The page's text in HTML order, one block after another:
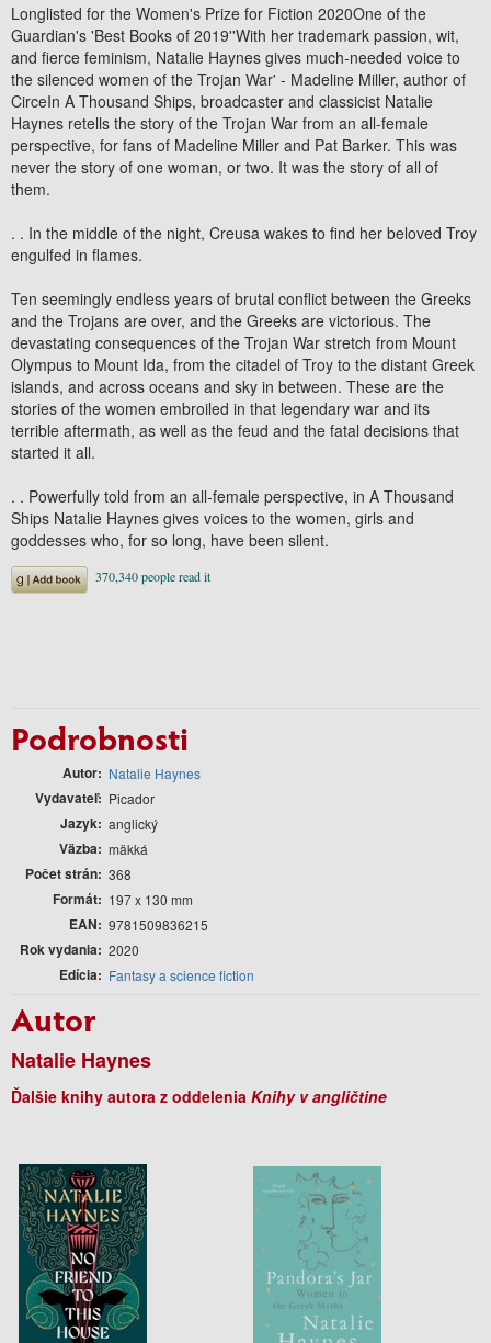
Longlisted for the Women's Prize for Fiction 2020One of the
Guardian's 'Best Books of 2019''With her trademark passion, wit,
and fierce feminism, Natalie Haynes gives much-needed voice to
the silenced women of the Trojan War' - Madeline Miller, author of
CirceIn A Thousand Ships, broadcaster and classicist Natalie
Haynes retells the story of the Trojan War from an all-female
perspective, for fans of Madeline Miller and Pat Barker. This was
never the story of one woman, or two. It was the story of all of
them.
. . In the middle of the night, Creusa wakes to find her beloved Troy
engulfed in flames.
Ten seemingly endless years of brutal conflict between the Greeks
and the Trojans are over, and the Greeks are victorious. The
devastating consequences of the Trojan War stretch from Mount
Olympus to Mount Ida, from the citadel of Troy to the distant Greek
islands, and across oceans and sky in between. These are the
stories of the women embroiled in that legendary war and its
terrible aftermath, as well as the feud and the fatal decisions that
started it all.
. . Powerfully told from an all-female perspective, in A Thousand
Ships Natalie Haynes gives voices to the women, girls and
goddesses who, for so long, have been silent.
Podrobnosti
Autor Natalie Haynes
Vydavateľ Picador
Jazyk anglický
Väzba mäkká
Počet strán 368
Formát 197 x 130 mm
EAN 9781509836215
Rok vydania 2020
Edícia Fantasy a science fiction
Autor
Natalie Haynes
Ďalšie knihy autora z oddelenia Knihy v angličtine